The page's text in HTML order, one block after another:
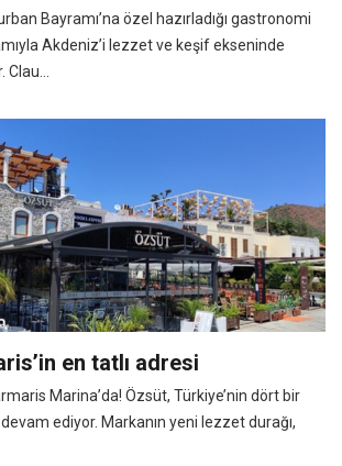
Bayramı’na özel hazırladığı gastronomi
Akdeniz’i lezzet ve keşif ekseninde
en tatlı adresi
Marina’da! Özsüt, Türkiye’nin dört bir
ediyor. Markanın yeni lezzet durağı,